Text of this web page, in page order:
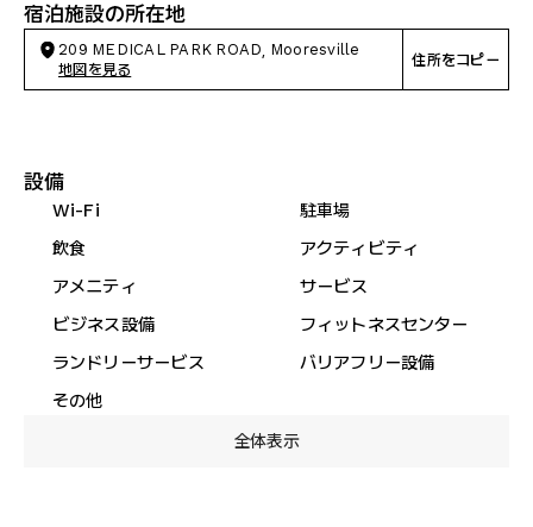
宿泊施設の所在地
209 MEDICAL PARK ROAD, Mooresville
地図を見る
住所をコピー
設備
Wi-Fi
駐車場
飲食
アクティビティ
アメニティ
サービス
ビジネス設備
フィットネスセンター
ランドリーサービス
バリアフリー設備
その他
全体表示